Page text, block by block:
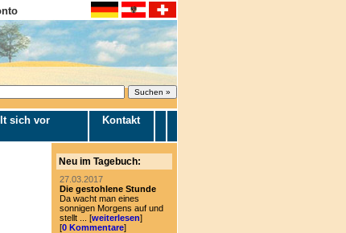
sich vor Kontakt
Neu im Tagebuch:
27.03.2017
Die gestohlene Stunde
Da wacht man eines
sonnigen Morgens auf und
stellt ... [weiterlesen]
[0 Kommentare]